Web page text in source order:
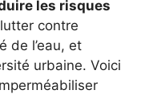
les risques
contre
de l’eau, et
urbaine. Voici